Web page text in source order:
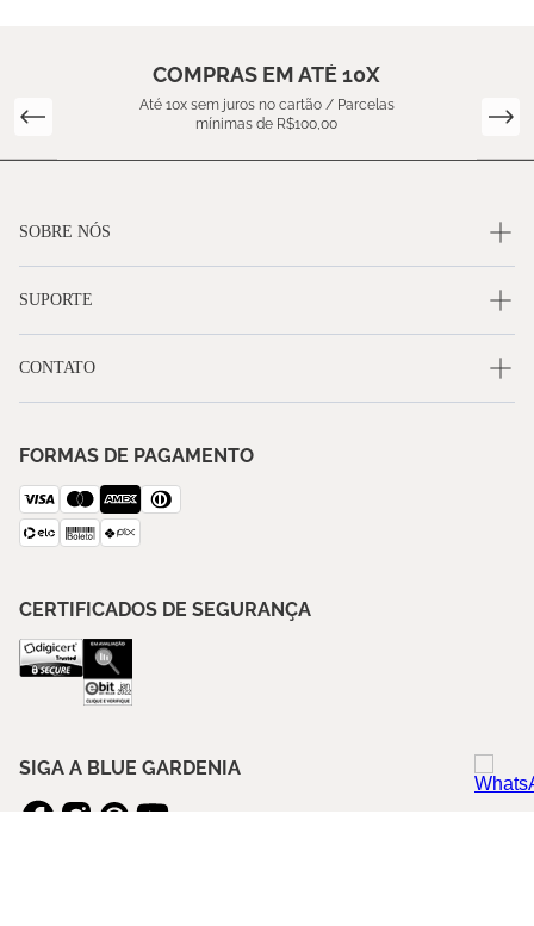
COMPRAS EM ATÉ 10X
Até 10x sem juros no cartão / Parcelas
mínimas de R$100,00
SOBRE NÓS
SUPORTE
CONTATO
FORMAS DE PAGAMENTO
CERTIFICADOS DE SEGURANÇA
SIGA A BLUE GARDENIA